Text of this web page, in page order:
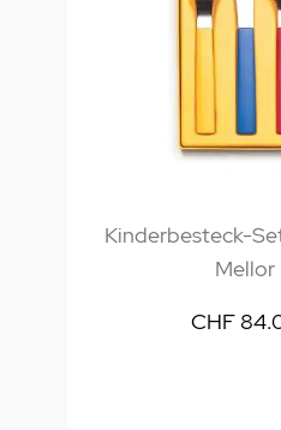
Kinderbesteck-
Mellor
CHF